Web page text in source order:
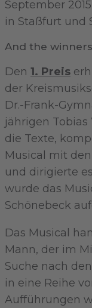
September
in Staßfurt und
And the winners
Den 1. Preis
der
Dr.-Frank-
jährigen
die Texte,
Musical mit
und dirigierte
wurde das
Schönebeck
Das Musical
Mann, der im
Suche nach
in eine Reihe
Aufführungen